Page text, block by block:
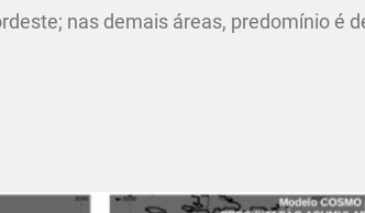
nas demais áreas, predomínio é